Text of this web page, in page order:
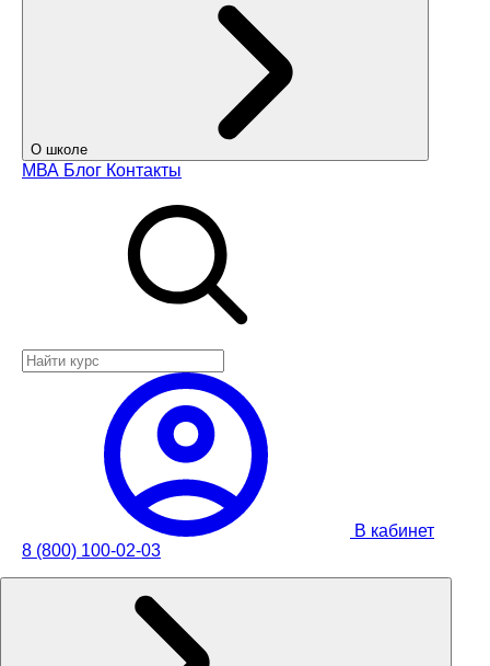
О школе
МВА Блог Контакты
В кабинет
8 (800) 100-02-03